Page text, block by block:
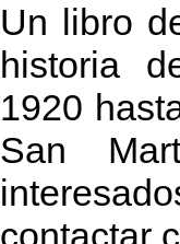
Un libro
historia
1920
San
contactar